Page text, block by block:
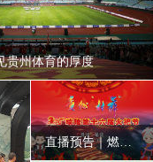
贵州体育的厚度
直播预告｜燃爆仲夏！贵州“村舞”暨2026晴隆火把节狂欢上线！